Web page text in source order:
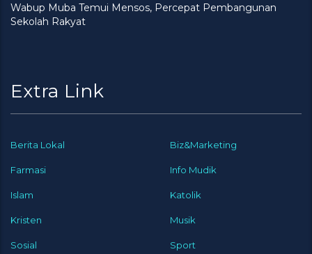
Wabup Muba Temui Mensos, Percepat Pembangunan
Sekolah Rakyat
Extra Link
Berita Lokal Biz&Marketing
Farmasi Info Mudik
Islam Katolik
Kristen Musik
Sosial Sport